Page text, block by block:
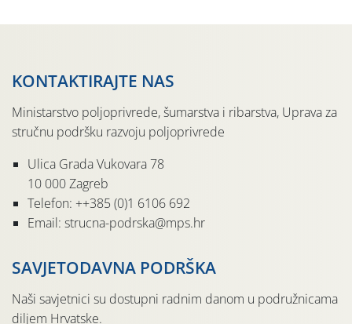
KONTAKTIRAJTE NAS
Ministarstvo poljoprivrede, šumarstva i ribarstva, Uprava za
stručnu podršku razvoju poljoprivrede
Ulica Grada Vukovara 78
10 000 Zagreb
Telefon: ++385 (0)1 6106 692
Email: strucna-podrska@mps.hr
SAVJETODAVNA PODRŠKA
Naši savjetnici su dostupni radnim danom u podružnicama
diljem Hrvatske.